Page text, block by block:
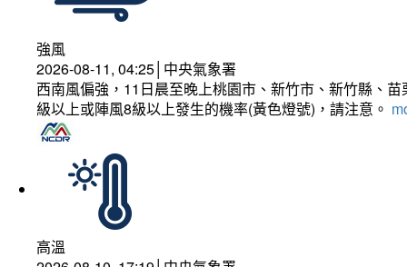
強風
2026-08-11, 04:25│中央氣象署
西南風偏強，11日晨至晚上桃園市、新竹市、新竹縣、
級以上或陣風8級以上發生的機率(黃色燈號)，請注意。
高溫